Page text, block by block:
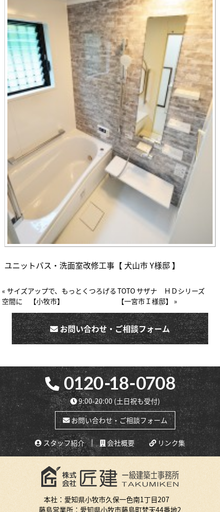
ユニットバス・洗面室改修工事【 犬山市 Y様邸 】
« サイズアップで、もっとくつろげる
空間に 【小牧市】
TOTO サザナ ＨＤシリーズ
【一宮市Ｉ様邸】 »
お問い合わせ・ご相談フォーム
9:00-20:00(土日祝も受付)
お問い合わせ・ご相談フォーム
スタッフ紹介 会社概要 リンク集
本社：愛知県小牧市久保一色南1丁目207
藤島営業所：愛知県小牧市藤島町梵天44番地2